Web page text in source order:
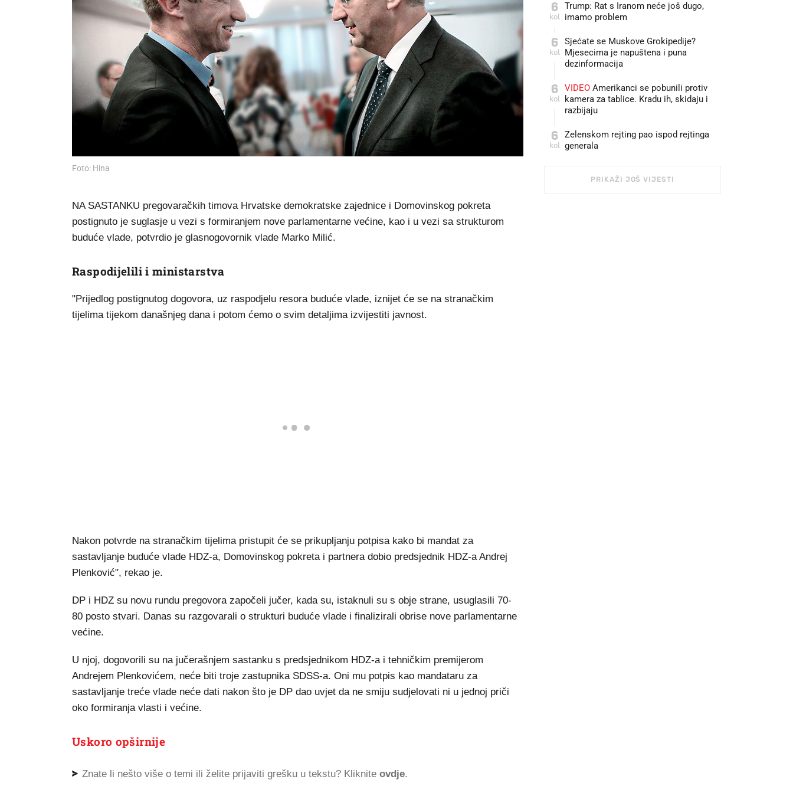
Foto: Hina
NA SASTANKU pregovaračkih timova Hrvatske demokratske zajednice i Domovinskog pokreta
postignuto je suglasje u vezi s formiranjem nove parlamentarne većine, kao i u vezi sa strukturom
buduće vlade, potvrdio je glasnogovornik vlade Marko Milić.
Raspodijelili i ministarstva
"Prijedlog postignutog dogovora, uz raspodjelu resora buduće vlade, iznijet će se na stranačkim
tijelima tijekom današnjeg dana i potom ćemo o svim detaljima izvijestiti javnost.
Nakon potvrde na stranačkim tijelima pristupit će se prikupljanju potpisa kako bi mandat za
sastavljanje buduće vlade HDZ-a, Domovinskog pokreta i partnera dobio predsjednik HDZ-a Andrej
Plenković", rekao je.
DP i HDZ su novu rundu pregovora započeli jučer, kada su, istaknuli su s obje strane, usuglasili 70-
80 posto stvari. Danas su razgovarali o strukturi buduće vlade i finalizirali obrise nove parlamentarne
većine.
U njoj, dogovorili su na jučerašnjem sastanku s predsjednikom HDZ-a i tehničkim premijerom
Andrejem Plenkovićem, neće biti troje zastupnika SDSS-a. Oni mu potpis kao mandataru za
sastavljanje treće vlade neće dati nakon što je DP dao uvjet da ne smiju sudjelovati ni u jednoj priči
oko formiranja vlasti i većine.
Uskoro opširnije
Znate li nešto više o temi ili želite prijaviti grešku u tekstu? Kliknite ovdje.
6
kol
Trump: Rat s Iranom neće još dugo,
imamo problem
6
kol
Sjećate se Muskove Grokipedije?
Mjesecima je napuštena i puna
dezinformacija
6
kol
VIDEO Amerikanci se pobunili protiv
kamera za tablice. Kradu ih, skidaju i
razbijaju
6
kol
Zelenskom rejting pao ispod rejtinga
generala
PRIKAŽI JOŠ VIJESTI